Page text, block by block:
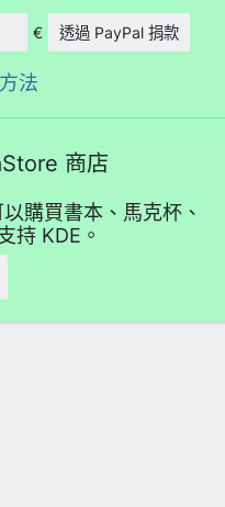
€ 透過 PayPal 捐款
法
商店
購買書本、馬克杯、
持 KDE。